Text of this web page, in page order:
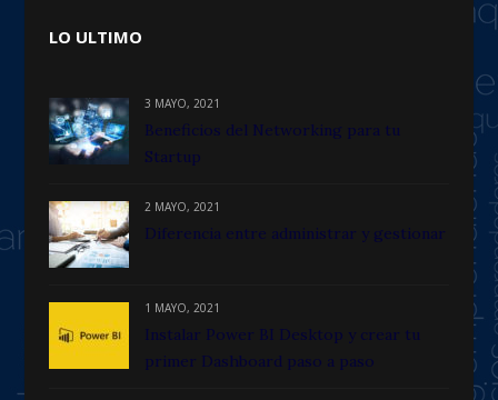
LO ULTIMO
3 MAYO, 2021
Beneficios del Networking para tu
Startup
2 MAYO, 2021
Diferencia entre administrar y gestionar
1 MAYO, 2021
Instalar Power BI Desktop y crear tu
primer Dashboard paso a paso